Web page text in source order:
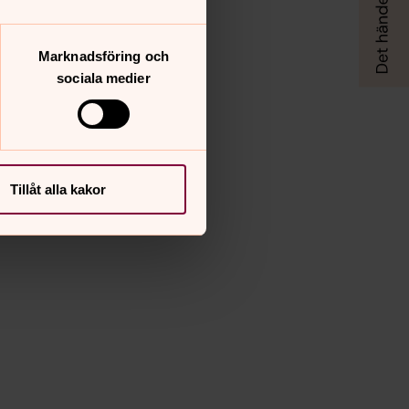
Marknadsföring och
sociala medier
Tillåt alla kakor